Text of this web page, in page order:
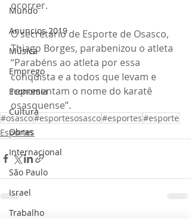
Mundo
Anuncios 2019
Música
Emprego
Economia
Cultura
Obras
Internacional
São Paulo
Israel
Trabalho
ocorrer.
O secretário de Esporte de Osasco,
Thiago Borges, parabenizou o atleta
“Parabéns ao atleta por essa
conquista e a todos que levam e
representam o nome do karatê
osasquense”.
#osasco#esportesosasco#esportes#esporte
Esportes